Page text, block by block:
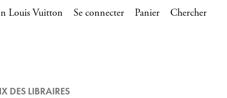
Louis Vuitton Se connecter Panier Chercher
DES LIBRAIRES